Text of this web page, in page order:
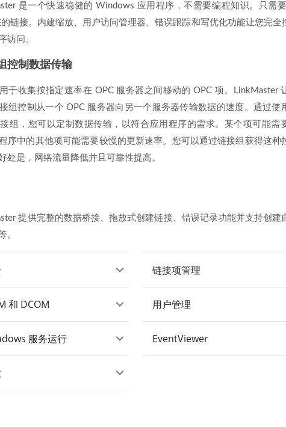
是一个快速稳健的 Windows 应用程序，不需要编程知识。只需
的链接。内建缩放、用户访问管理器、错误跟踪和写优化功能让您完全
访问。
控制数据传输
于收集按指定速率在 OPC 服务器之间移动的 OPC 项。LinkMaster
组控制从一个 OPC 服务器向另一个服务器传输数据的速度。通过使
组，您可以定制数据传输，以符合应用程序的需求。某个项可能需
序中的其他项可能需要较慢的更新速率。您可以通过链接组获得这种
处是，网络流量降低并且可靠性提高。
提供完整的数据桥接、拖放式创建链接、错误记录功能并支持创建
。
和 DCOM
服务运行
链接项管理
用户管理
EventViewer